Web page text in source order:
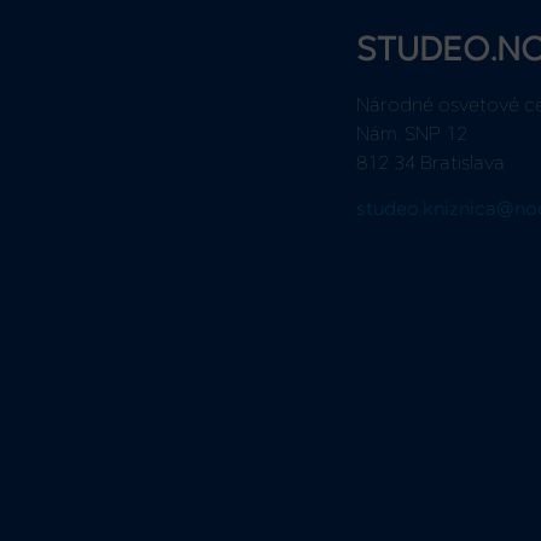
Národné osvetové
Nám. SNP 12
812 34 Bratislava